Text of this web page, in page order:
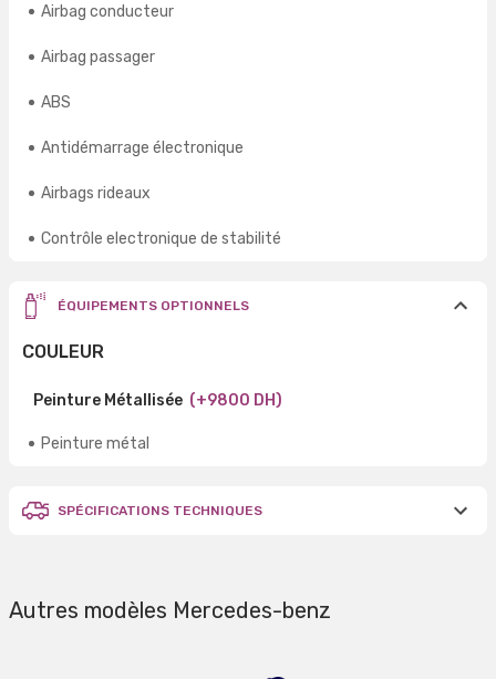
Airbag conducteur
Airbag passager
ABS
Antidémarrage électronique
Airbags rideaux
Contrôle electronique de stabilité
ÉQUIPEMENTS OPTIONNELS
COULEUR
Peinture Métallisée (+9800 DH)
Peinture métal
SPÉCIFICATIONS TECHNIQUES
Autres modèles Mercedes-benz